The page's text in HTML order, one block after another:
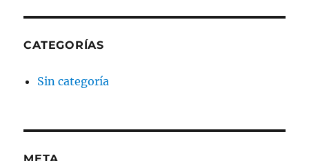
CATEGORÍAS
Sin categoría